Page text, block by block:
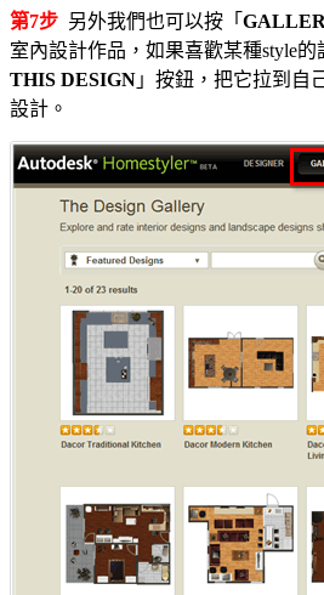
第7步 另外我們也可以按「
室內設計作品，如果喜歡某種style的
THIS DESIGN 」按鈕，把它拉到自
設計。